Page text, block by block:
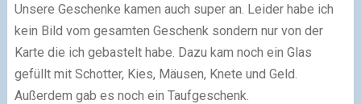
Unsere Geschenke kamen auch super an. Leider habe ich
kein Bild vom gesamten Geschenk sondern nur von der
Karte die ich gebastelt habe. Dazu kam noch ein Glas
gefüllt mit Schotter, Kies, Mäusen, Knete und Geld.
Außerdem gab es noch ein Taufgeschenk.